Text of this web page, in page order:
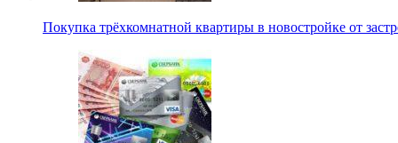
Покупка трёхкомнатной квартиры в новостройке от